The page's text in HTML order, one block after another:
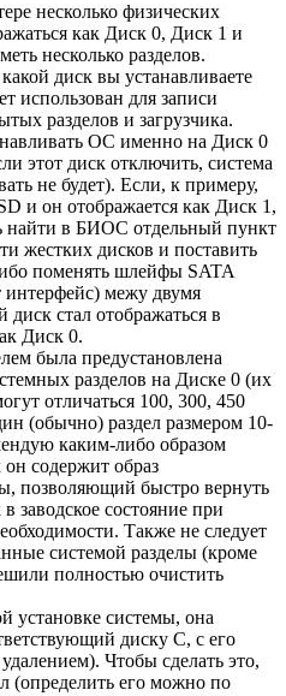
несколько физических
как Диск 0, Диск 1 и
несколько разделов.
диск вы устанавливаете
использован для записи
разделов и загрузчика.
ОС именно на Диск 0
этот диск отключить, система
не будет). Если, к примеру,
и он отображается как Диск 1,
найти в БИОС отдельный пункт
жестких дисков и поставить
поменять шлейфы SATA
интерфейс) межу двумя
стал отображаться в
Диск 0.
была предустановлена
разделов на Диске 0 (их
отличаться 100, 300, 450
(обычно) раздел размером 10-
каким-либо образом
он содержит образ
позволяющий быстро вернуть
заводское состояние при
Также не следует
системой разделы (кроме
полностью очистить
установке системы, она
диску C, с его
Чтобы сделать это,
(определить его можно по